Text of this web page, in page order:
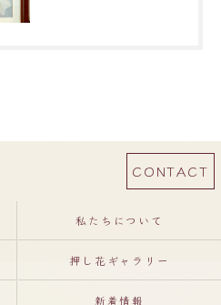
CONTACT
私たちについて
押し花ギャラリー
新着情報